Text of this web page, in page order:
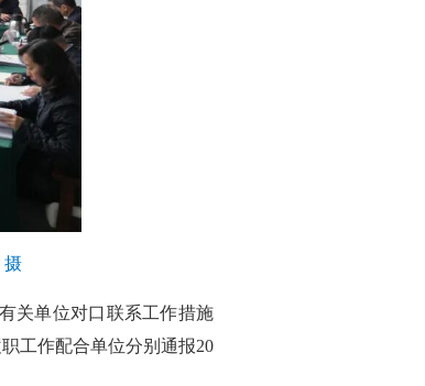
摄
关单位对口联系工作措施
工作配合单位分别通报20